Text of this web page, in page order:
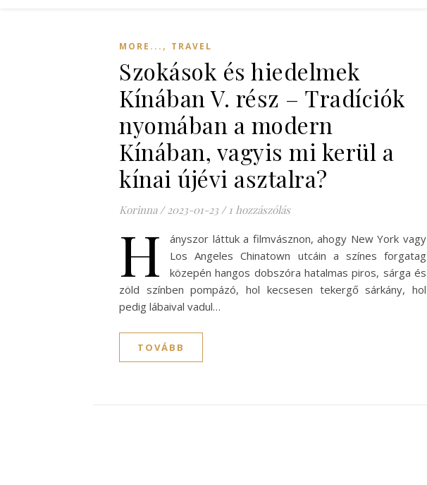
MORE... , TRAVEL
Szokások és hiedelmek
Kínában V. rész – Tradíciók
nyomában a modern
Kínában, vagyis mi kerül a
kínai újévi asztalra?
Korinna / 2023-01-23 / 1 hozzászólás
H
ányszor láttuk a filmvásznon, ahogy New York vagy
Los Angeles Chinatown utcáin a színes forgatag
közepén hangos dobszóra hatalmas piros, sárga és
zöld színben pompázó, hol kecsesen tekergő sárkány, hol
pedig lábaival vadul…
TOVÁBB